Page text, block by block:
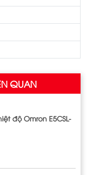
QUAN
độ Omron E5CSL‐